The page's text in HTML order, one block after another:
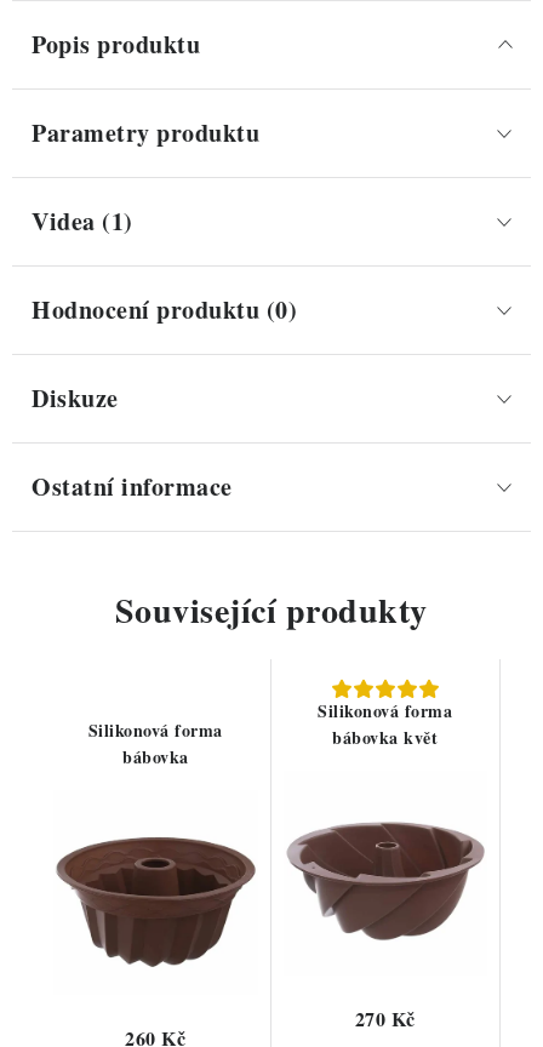
Popis produktu
Parametry produktu
Videa (1)
Hodnocení produktu (0)
Diskuze
Ostatní informace
Související produkty
Silikonová forma
bábovka
260 Kč
Silikonová forma
bábovka květ
270 Kč